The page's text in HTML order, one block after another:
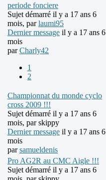
periode fonciere
Sujet démarré il y a 17 ans 6
mois, parlaumi95
Dernier message il y a 17 ans 6
mois
parCharly42
1
2
Championnat du monde cyclo
cross 2009 !!!
Sujet démarré il y a 17 ans 6
mois, parskippy
Dernier message il y a 17 ans 6
mois
parsamueldenis
Pro AG2R au CMC Aigle !!!
Sujet démarré il y a 17 ans 6